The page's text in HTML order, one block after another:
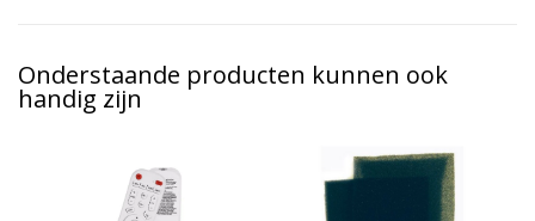
Onderstaande producten kunnen ook
handig zijn